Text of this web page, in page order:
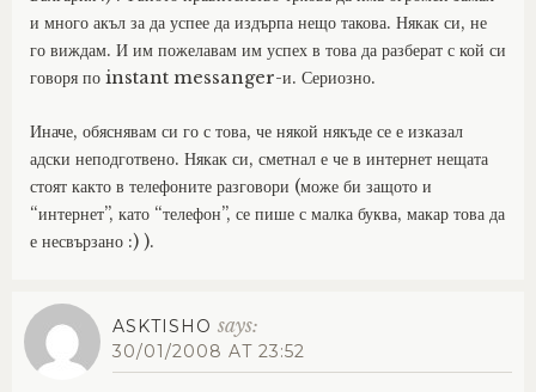
и много акъл за да успее да издърпа нещо такова. Някак си, не
го виждам. И им пожелавам им успех в това да разберат с кой си
говоря по instant messanger-и. Сериозно.
Иначе, обяснявам си го с това, че някой някъде се е изказал
адски неподготвено. Някак си, сметнал е че в интернет нещата
стоят както в телефоните разговори (може би защото и
“интернет”, като “телефон”, се пише с малка буква, макар това да
е несвързано :) ).
ASKTISHO says:
30/01/2008 AT 23:52